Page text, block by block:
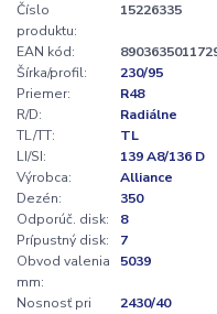
Číslo
produktu:
15226335
EAN kód:
Šírka/profil:
230/95
Priemer:
R48
R/D:
Radiálne
TL/TT:
TL
LI/SI:
139 A8/136 D
Výrobca:
Alliance
Dezén:
350
Odporúč. disk:
8
Prípustný disk:
7
Obvod valenia
mm:
5039
Nosnosť pri
2430/40